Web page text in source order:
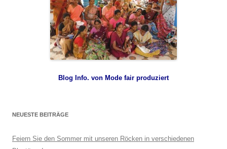
Blog Info. von Mode fair produziert
NEUESTE BEITRÄGE
Feiern Sie den Sommer mit unseren Röcken in verschiedenen